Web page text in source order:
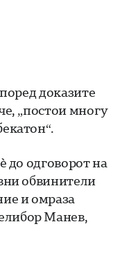
доказите
„постои многу
до одговорот на
обвинители
и омраза
Манев,